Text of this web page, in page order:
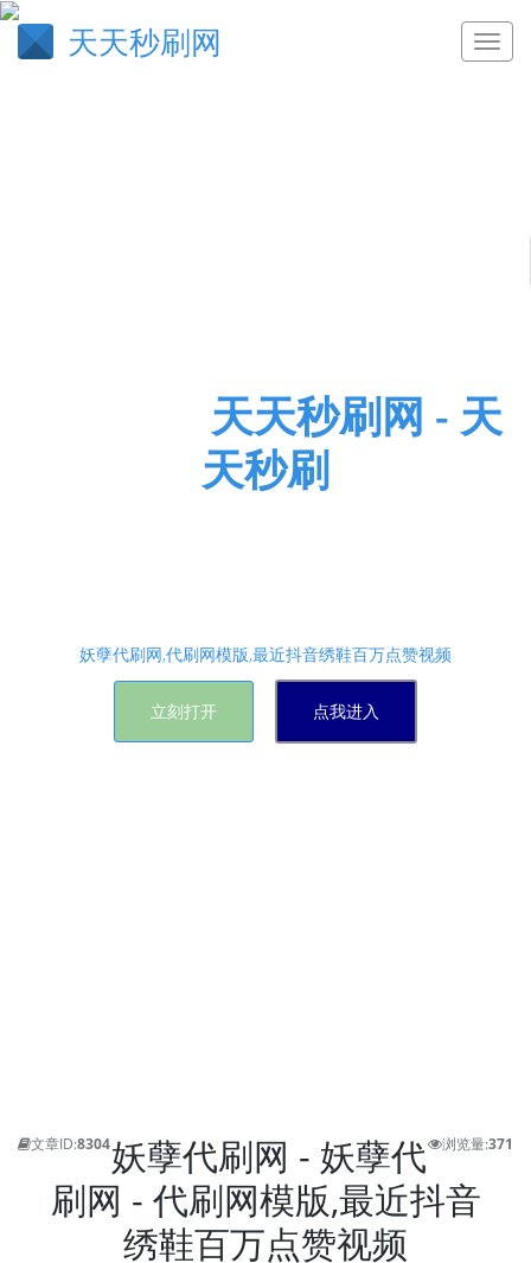
天天秒刷网
鼎镬如饴天天秒刷网 - 天
天秒刷
妖孽代刷网,代刷网模版,最近抖音绣鞋百万点赞视频
立刻打开 点我进入
文章ID:8304 浏览量:371
妖孽代刷网 - 妖孽代
刷网 - 代刷网模版,最近抖音
绣鞋百万点赞视频